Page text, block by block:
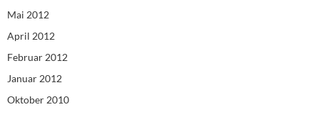
Mai 2012
April 2012
Februar 2012
Januar 2012
Oktober 2010